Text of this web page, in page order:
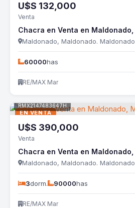
U$S 132,000
Venta
Maldonado, Maldonado. Maldonado
60000has
RE/MAX Mar
EN VENTA
RMX2147483647H
U$S 390,000
Venta
Maldonado, Maldonado. Maldonado
3dorm. 90000has
RE/MAX Mar